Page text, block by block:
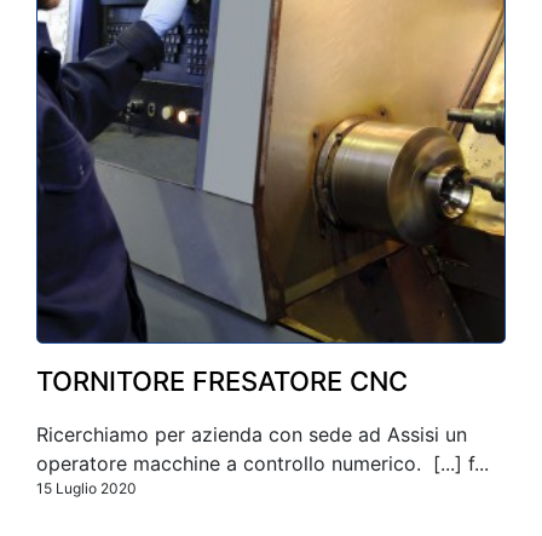
TORNITORE FRESATORE CNC
Ricerchiamo per azienda con sede ad Assisi un
operatore macchine a controllo numerico. [...] f...
15 Luglio 2020